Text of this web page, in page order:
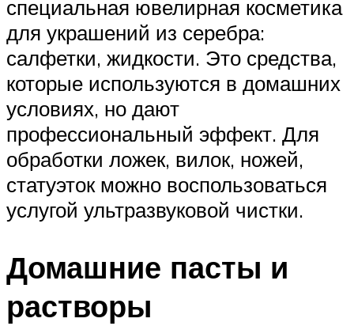
специальная ювелирная косметика
для украшений из серебра:
салфетки, жидкости. Это средства,
которые используются в домашних
условиях, но дают
профессиональный эффект. Для
обработки ложек, вилок, ножей,
статуэток можно воспользоваться
услугой ультразвуковой чистки.
Домашние пасты и
растворы